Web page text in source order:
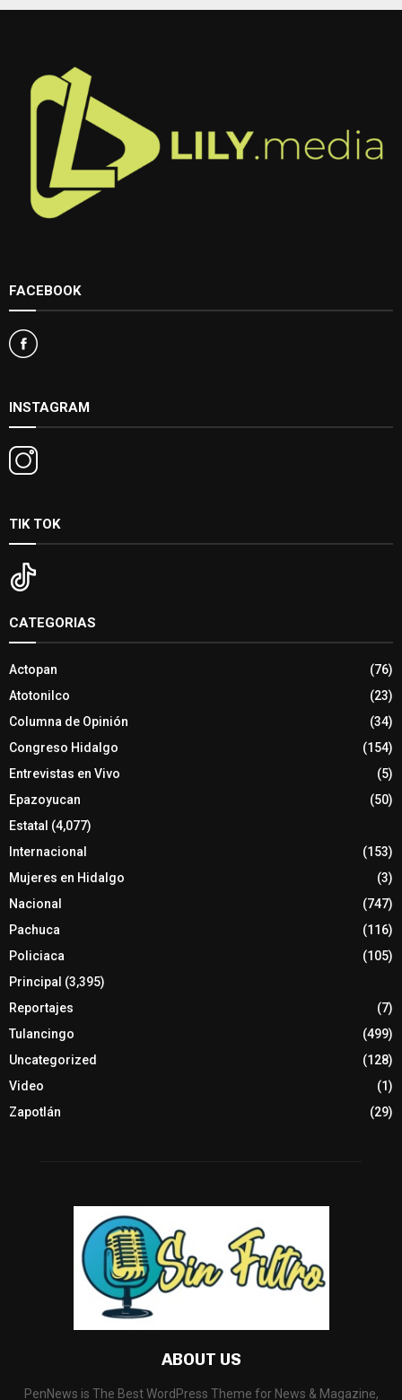
FACEBOOK
INSTAGRAM
TIK TOK
CATEGORIAS
Actopan
(76)
Atotonilco
(23)
Columna de Opinión
(34)
Congreso Hidalgo
(154)
Entrevistas en Vivo
(5)
Epazoyucan
(50)
Estatal (4,077)
Internacional
(153)
Mujeres en Hidalgo
(3)
Nacional
(747)
Pachuca
(116)
Policiaca
(105)
Principal (3,395)
Reportajes
(7)
Tulancingo
(499)
Uncategorized
(128)
Video
(1)
Zapotlán
(29)
ABOUT US
PenNews is The Best WordPress Theme for News & Magazine,